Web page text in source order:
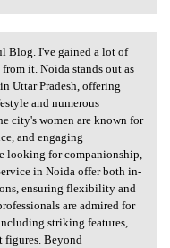
Blog
Blog. I've gained a lot of
it. Noida stands out as
Uttar Pradesh, offering
and numerous
city's women are known for
and engaging
looking for companionship,
in Noida offer both in-
ensuring flexibility and
are admired for
striking features,
figures. Beyond